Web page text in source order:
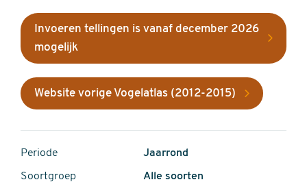
Invoeren tellingen is vanaf december 2026
mogelijk
Website vorige Vogelatlas (2012-2015)
Periode Jaarrond
Soortgroep Alle soorten